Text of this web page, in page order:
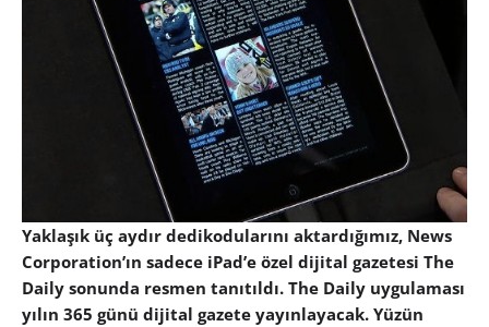
Yaklaşık üç aydır dedikodularını aktardığımız, News
Corporation’ın sadece iPad’e özel dijital gazetesi The
Daily sonunda resmen tanıtıldı. The Daily uygulaması
yılın 365 günü dijital gazete yayınlayacak. Yüzün